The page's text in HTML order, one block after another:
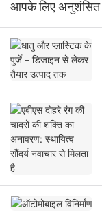
आपके लिए अनुशंसित